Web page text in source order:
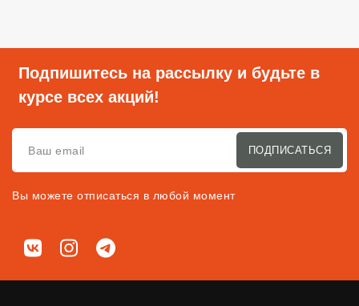
Подпишитесь на рассылку и будьте в
курсе всех акций!
ПОДПИСАТЬСЯ
Вы можете отписаться в любой момент
Мы в соц. сетях
ВКонтактеInstagramTelegram